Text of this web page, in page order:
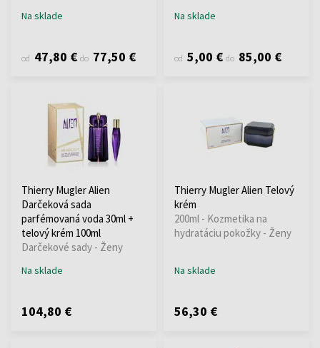
Na sklade
od 47,80 € do 77,50 €
Na sklade
od 5,00 € do 85,00 €
Thierry Mugler Alien
Darčeková sada
parfémovaná voda 30ml +
telový krém 100ml
Darčekové sady - Ženy
Na sklade
104,80 €
Thierry Mugler Alien Telový
krém
200ml - Kozmetika na
hydratáciu pokožky - Ženy
Na sklade
56,30 €